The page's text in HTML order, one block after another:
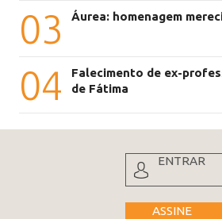
03 Áurea: homenagem
04
Falecimento de ex-
de Fátima
ENTRAR
ASSINE